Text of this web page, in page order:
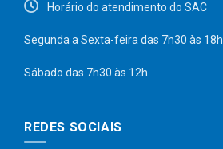
Horário do atendimento do SAC
Segunda a Sexta-feira das 7h30 às 18h
Sábado das 7h30 às 12h
REDES SOCIAIS